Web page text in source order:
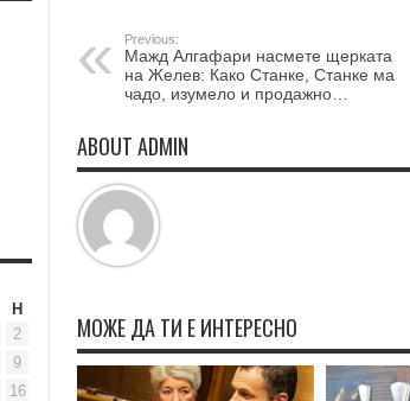
Previous:
Мажд Алгафари насмете щерката
на Желев: Како Станке, Станке ма
чадо, изумело и продажно…
ABOUT ADMIN
МОЖЕ ДА ТИ Е ИНТЕРЕСНО
Н
2
9
16